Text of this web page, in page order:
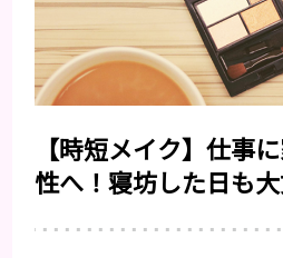
【時短メイク】仕事
性へ！寝坊した日も